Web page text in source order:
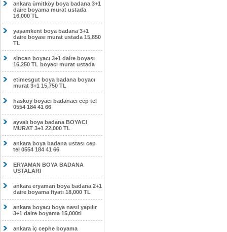
ankara ümitköy boya badana 3+1
daire boyama murat ustada
16,000 TL
yaşamkent boya badana 3+1
daire boyası murat ustada 15,850
TL
sincan boyacı 3+1 daire boyası
16,250 TL boyacı murat ustada
etimesgut boya badana boyacı
murat 3+1 15,750 TL
hasköy boyacı badanacı cep tel
0554 184 41 66
ayvalı boya badana BOYACI
MURAT 3+1 22,000 TL
ankara boya badana ustası cep
tel 0554 184 41 66
ERYAMAN BOYA BADANA
USTALARI
ankara eryaman boya badana 2+1
daire boyama fiyatı 18,000 TL
ankara boyacı boya nasıl yapılır
3+1 daire boyama 15,000tl
ankara iç cephe boyama